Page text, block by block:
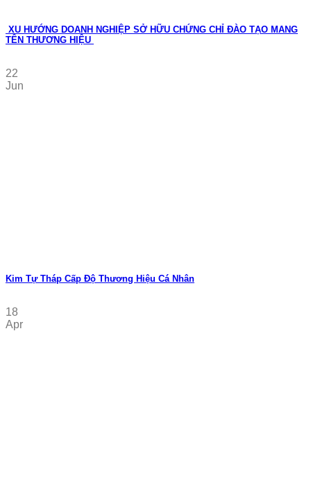
XU HƯỚNG DOANH NGHIỆP SỞ HỮU CHỨNG CHỈ ĐÀO TẠO MANG
TÊN THƯƠNG HIỆU
22
Jun
Kim Tự Tháp Cấp Độ Thương Hiệu Cá Nhân
18
Apr